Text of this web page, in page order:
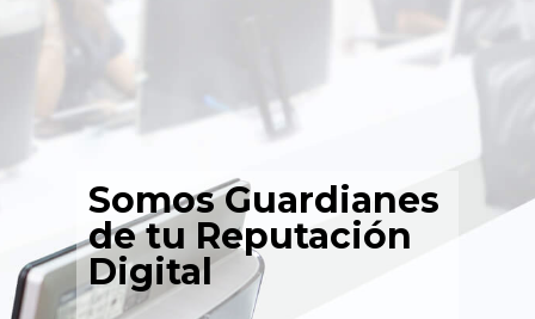
Somos Guardianes
de tu Reputación
Digital